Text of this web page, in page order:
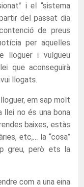
i el “sistema
del passat dia
de preus
per aquelles
lloguer i vulgueu
que aconseguirà
llogats.
em sap molt
llei no és una bona
baixes, estàs
etc,… la “cosa”
greu, però ets la
com a una eina